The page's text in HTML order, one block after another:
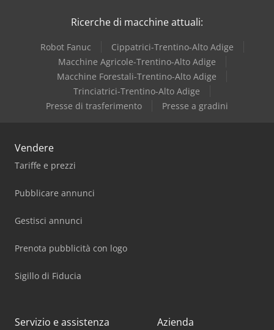
Ricerche di macchine attuali:
Robot Fanuc
Cippatrici-Trentino-Alto Adige
Macchine Agricole-Trentino-Alto Adige
Macchine Forestali-Trentino-Alto Adige
Trinciatrici-Trentino-Alto Adige
Presse di trasferimento
Presse a gradini
Vendere
Tariffe e prezzi
Pubblicare annunci
Gestisci annunci
Prenota pubblicità con logo
Sigillo di Fiducia
Servizio e assistenza Azienda